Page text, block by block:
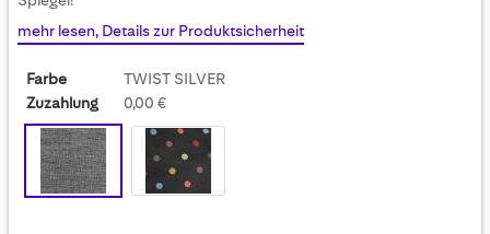
mehr lesen, Details zur Produktsicherheit
Farbe
TWIST SILVER
Zuzahlung
0,00 €